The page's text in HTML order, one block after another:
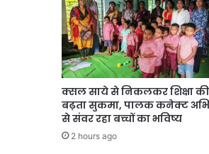
क्सल साये से निकलकर शिक्षा
बढ़ता सुकमा, पालक कनेक्ट
से संवर रहा बच्चों का भविष्य
2 hours ago